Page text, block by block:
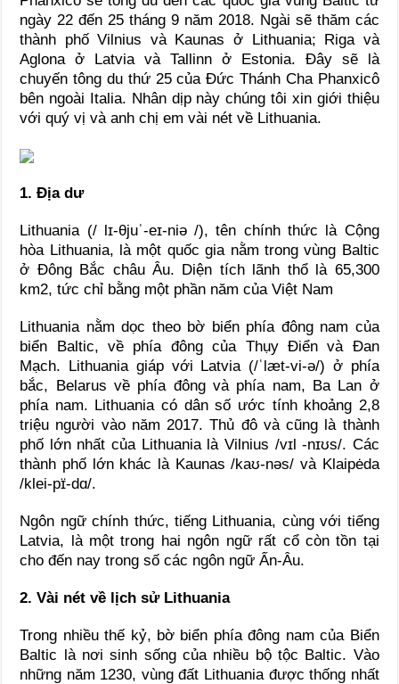
ngày 22 đến 25 tháng 9 năm 2018. Ngài sẽ thăm các
thành phố Vilnius và Kaunas ở Lithuania; Riga và
Aglona ở Latvia và Tallinn ở Estonia. Đây sẽ là
chuyến tông du thứ 25 của Đức Thánh Cha Phanxicô
bên ngoài Italia. Nhân dịp này chúng tôi xin giới thiệu
với quý vị và anh chị em vài nét về Lithuania.
1. Địa dư
Lithuania (/ lɪ-θjuˈ-eɪ-niə /), tên chính thức là Cộng
hòa Lithuania, là một quốc gia nằm trong vùng Baltic
ở Đông Bắc châu Âu. Diện tích lãnh thổ là 65,300
km2, tức chỉ bằng một phần năm của Việt Nam
Lithuania nằm dọc theo bờ biển phía đông nam của
biển Baltic, về phía đông của Thụy Điển và Đan
Mạch. Lithuania giáp với Latvia (/ˈlæt-vi-ə/) ở phía
bắc, Belarus về phía đông và phía nam, Ba Lan ở
phía nam. Lithuania có dân số ước tính khoảng 2,8
triệu người vào năm 2017. Thủ đô và cũng là thành
phố lớn nhất của Lithuania là Vilnius /vɪl -nɪʊs/. Các
thành phố lớn khác là Kaunas /kaʊ-nəs/ và Klaipėda
/klei-pɪ̈-dɑ/.
Ngôn ngữ chính thức, tiếng Lithuania, cùng với tiếng
Latvia, là một trong hai ngôn ngữ rất cổ còn tồn tại
cho đến nay trong số các ngôn ngữ Ấn-Âu.
2. Vài nét về lịch sử Lithuania
Trong nhiều thế kỷ, bờ biển phía đông nam của Biển
Baltic là nơi sinh sống của nhiều bộ tộc Baltic. Vào
những năm 1230, vùng đất Lithuania được thống nhất